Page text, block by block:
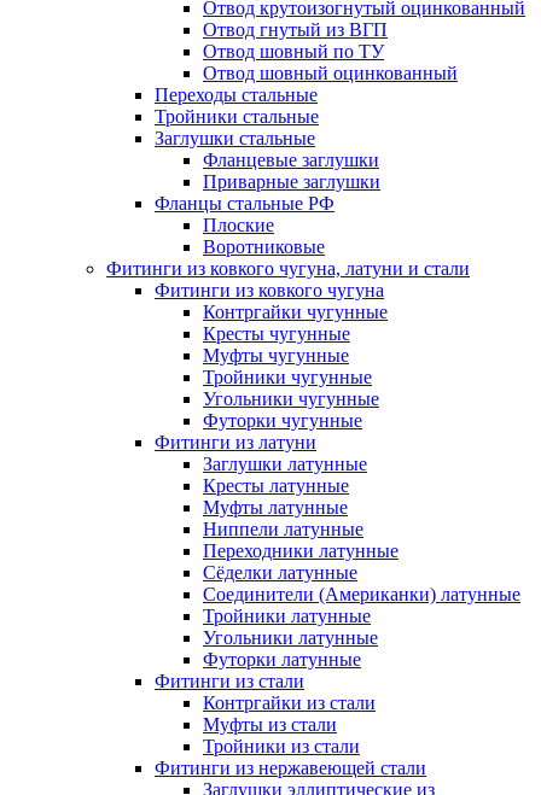
Отвод крутоизогнутый оцинкованный
Отвод гнутый из ВГП
Отвод шовный по ТУ
Отвод шовный оцинкованный
Переходы стальные
Тройники стальные
Заглушки стальные
Фланцевые заглушки
Приварные заглушки
Фланцы стальные РФ
Плоские
Воротниковые
Фитинги из ковкого чугуна, латуни и стали
Фитинги из ковкого чугуна
Контргайки чугунные
Кресты чугунные
Муфты чугунные
Тройники чугунные
Угольники чугунные
Футорки чугунные
Фитинги из латуни
Заглушки латунные
Кресты латунные
Муфты латунные
Ниппели латунные
Переходники латунные
Сёделки латунные
Соединители (Американки) латунные
Тройники латунные
Угольники латунные
Футорки латунные
Фитинги из стали
Контргайки из стали
Муфты из стали
Тройники из стали
Фитинги из нержавеющей стали
Заглушки эллиптические из